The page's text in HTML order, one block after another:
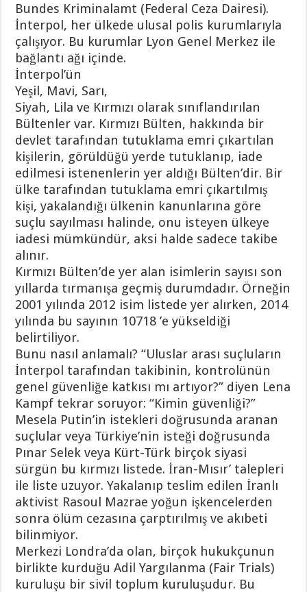
Bundes Kriminalamt (Federal Ceza Dairesi).
İnterpol, her ülkede ulusal polis kurumlarıyla
çalışıyor. Bu kurumlar Lyon Genel Merkez ile
bağlantı ağı içinde.
İnterpol’ün
Yeşil, Mavi, Sarı,
Siyah, Lila ve Kırmızı olarak sınıflandırılan
Bültenler var. Kırmızı Bülten, hakkında bir
devlet tarafından tutuklama emri çıkartılan
kişilerin, görüldüğü yerde tutuklanıp, iade
edilmesi istenenlerin yer aldığı Bülten’dir. Bir
ülke tarafından tutuklama emri çıkartılmış
kişi, yakalandığı ülkenin kanunlarına göre
suçlu sayılması halinde, onu isteyen ülkeye
iadesi mümkündür, aksi halde sadece takibe
alınır.
Kırmızı Bülten’de yer alan isimlerin sayısı son
yıllarda tırmanışa geçmiş durumdadır. Örneğin
2001 yılında 2012 isim listede yer alırken, 2014
yılında bu sayının 10718 ’e yükseldiği
belirtiliyor.
Bunu nasıl anlamalı? “Uluslar arası suçluların
İnterpol tarafından takibinin, kontrolünün
genel güvenliğe katkısı mı artıyor?” diyen Lena
Kampf tekrar soruyor: “Kimin güvenliği?”
Mesela Putin’in istekleri doğrusunda aranan
suçlular veya Türkiye’nin isteği doğrusunda
Pınar Selek veya Kürt-Türk birçok siyasi
sürgün bu kırmızı listede. İran-Mısır’ talepleri
ile liste uzuyor. Yakalanıp teslim edilen İranlı
aktivist Rasoul Mazrae yoğun işkencelerden
sonra ölüm cezasına çarptırılmış ve akıbeti
bilinmiyor.
Merkezi Londra’da olan, birçok hukukçunun
birlikte kurduğu Adil Yargılanma (Fair Trials)
kuruluşu bir sivil toplum kuruluşudur. Bu